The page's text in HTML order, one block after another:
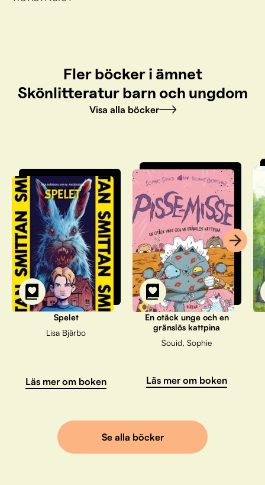
Fler böcker i ämnet
Skönlitteratur barn och ungdom
Visa alla böcker
Spelet
Lisa Bjärbo
Läs mer om boken
En otäck unge och en
gränslös kattpina
Souid, Sophie
Läs mer om boken
Se alla böcker